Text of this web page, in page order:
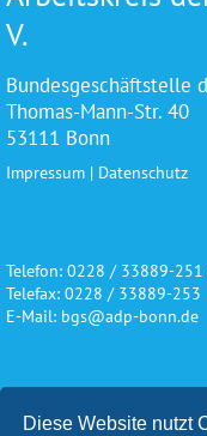
Diese Website nutzt
V.
Bundesgeschäftstelle
Thomas-Mann-Str. 40
53111 Bonn
Impressum | Datenschutz
Telefon: 0228 / 33889-251
Telefax: 0228 / 33889-253
E-Mail: bgs@adp-bonn.de
Wir danken für die